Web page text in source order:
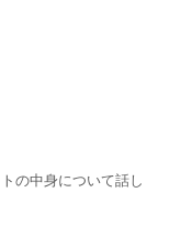
の中身について話し